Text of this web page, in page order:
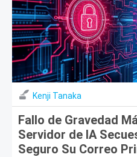
Kenji Tanaka
Fallo de Gravedad
Servidor de IA
Seguro Su Correo